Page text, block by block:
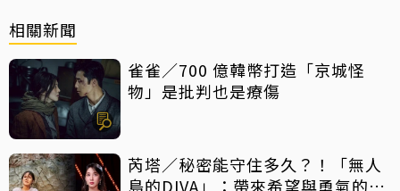
相關新聞
雀雀／700 億韓幣打造「京城怪
物」是批判也是療傷
芮塔／秘密能守住多久？！「無人
島的DIVA」：帶來希望與勇氣的反